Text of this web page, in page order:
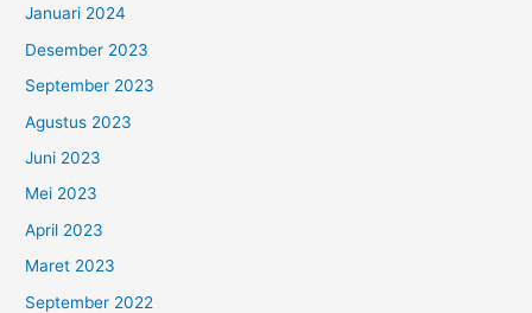
Januari 2024
Desember 2023
September 2023
Agustus 2023
Juni 2023
Mei 2023
April 2023
Maret 2023
September 2022